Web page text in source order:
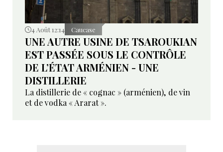
4 Août 12:14 Caucase
UNE AUTRE USINE DE TSAROUKIAN
EST PASSÉE SOUS LE CONTRÔLE
DE L’ÉTAT ARMÉNIEN - UNE
DISTILLERIE
La distillerie de « cognac » (arménien), de vin
et de vodka « Ararat ».